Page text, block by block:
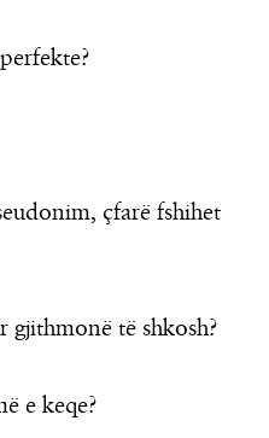
çfarë fshihet
gjithmonë të shkosh?
e keqe?